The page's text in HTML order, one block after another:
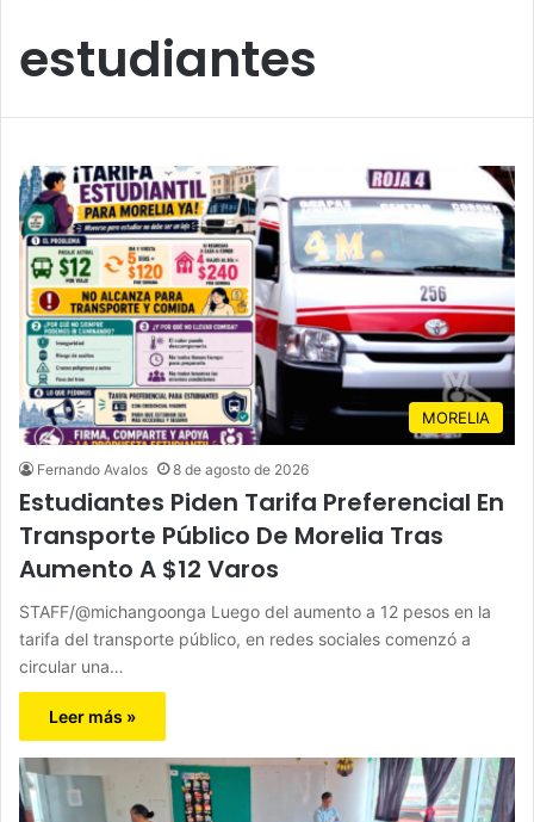
estudiantes
MORELIA
Fernando Avalos 8 de agosto de 2026
Estudiantes Piden Tarifa Preferencial En
Transporte Público De Morelia Tras
Aumento A $12 Varos
STAFF/@michangoonga Luego del aumento a 12 pesos en la
tarifa del transporte público, en redes sociales comenzó a
circular una…
Leer más »